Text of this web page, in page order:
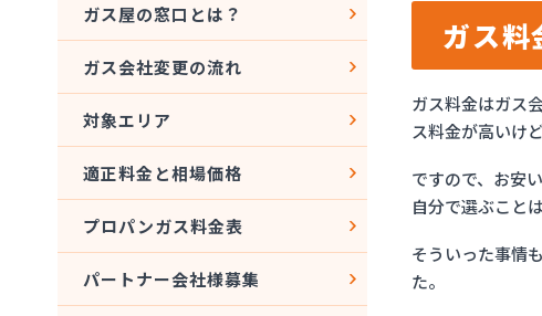
ガス料
ガス料金はガス
ス料金が高いけ
ですので、お安
自分で選ぶこと
そういった事情
た。
ガス屋の窓口とは？
ガス会社変更の流れ
対象エリア
適正料金と相場価格
プロパンガス料金表
パートナー会社様募集